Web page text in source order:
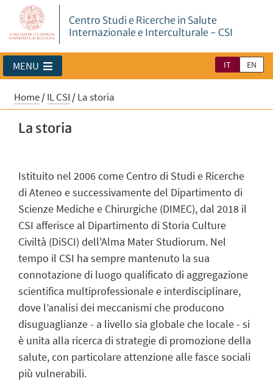
Centro Studi e Ricerche in Salute
Internazionale e Interculturale - CSI
IT EN
MENU
Home/IL CSI /La storia
La storia
Istituito nel 2006 come Centro di Studi e Ricerche
di Ateneo e successivamente del Dipartimento di
Scienze Mediche e Chirurgiche (DIMEC), dal 2018 il
CSI afferisce al Dipartimento di Storia Culture
Civiltà (DiSCI) dell'Alma Mater Studiorum. Nel
tempo il CSI ha sempre mantenuto la sua
connotazione di luogo qualificato di aggregazione
scientifica multiprofessionale e interdisciplinare,
dove l’analisi dei meccanismi che producono
disuguaglianze - a livello sia globale che locale - si
è unita alla ricerca di strategie di promozione della
salute, con particolare attenzione alle fasce sociali
più vulnerabili.